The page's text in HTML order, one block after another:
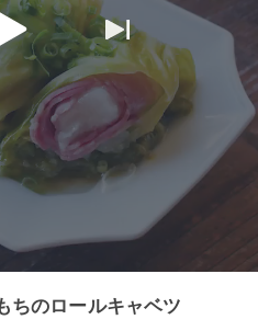
ちのロールキャベツ